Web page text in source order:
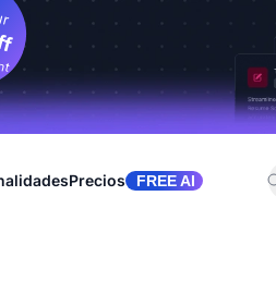
Precios FREE AI